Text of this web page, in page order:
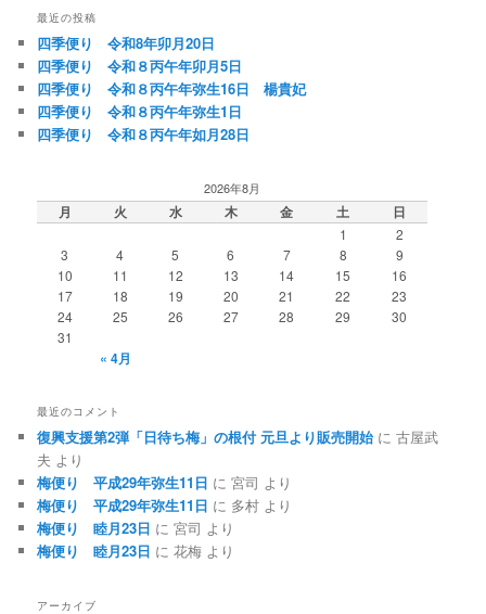
シ
ョ
ン
最近の投稿
四季便り 令和8年卯月20日
四季便り 令和８丙午年卯月5日
四季便り 令和８丙午年弥生16日 楊貴妃
四季便り 令和８丙午年弥生1日
四季便り 令和８丙午年如月28日
2026年8月
月 火 水 木 金 土 日
1
2
3
4 5 6 7 8
9
10
11 12 13 14 15
16
17
18 19 20 21 22
23
24
25 26 27 28 29
30
31
« 4月
最近のコメント
復興支援第2弾「日待ち梅」の根付 元旦より販売開始 に古屋武
夫 より
梅便り 平成29年弥生11日 に宮司 より
梅便り 平成29年弥生11日 に 多村 より
梅便り 睦月23日 に宮司 より
梅便り 睦月23日 に花梅 より
アーカイブ